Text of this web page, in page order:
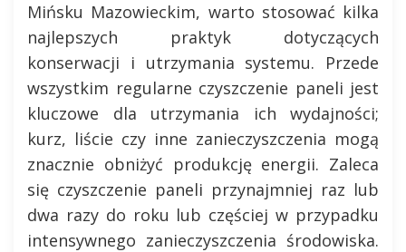
Mińsku Mazowieckim, warto stosować kilka
najlepszych praktyk dotyczących
konserwacji i utrzymania systemu. Przede
wszystkim regularne czyszczenie paneli jest
kluczowe dla utrzymania ich wydajności;
kurz, liście czy inne zanieczyszczenia mogą
znacznie obniżyć produkcję energii. Zaleca
się czyszczenie paneli przynajmniej raz lub
dwa razy do roku lub częściej w przypadku
intensywnego zanieczyszczenia środowiska.